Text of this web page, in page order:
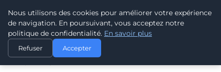
CLIMATE RESPONSE BLOG
ACCUEIL
ENVIRONNEMENT ET DURABILITÉ
BILAN CARBONE ET GESTION DES RESSOURCES
Nous utilisons des cookies pour améliorer votre expérience
de navigation. En poursuivant, vous acceptez notre
politique de confidentialité. En savoir plus
Refuser Accepter